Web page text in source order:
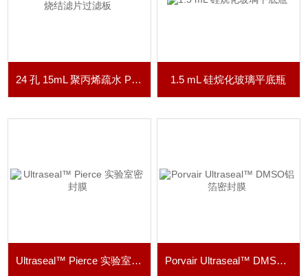
24 孔 15mL 聚丙烯疏水 PE 烧结滤片过滤板 1.5 mL 硅烷化玻璃平底瓶
Ultraseal™ Pierce 实验室密封膜 Porvair Ultraseal™ DMSO铝箔密封膜